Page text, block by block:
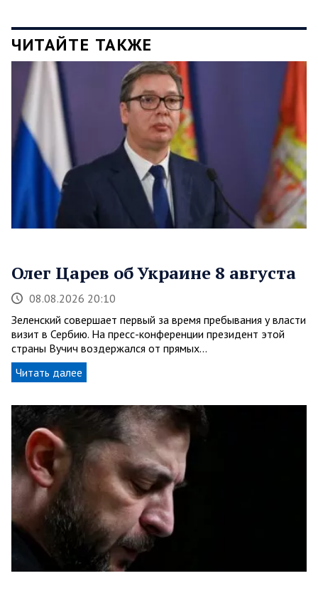
ЧИТАЙТЕ ТАКЖЕ
Олег Царев об Украине 8 августа
08.08.2026 20:10
Зеленский совершает первый за время пребывания у власти
визит в Сербию. На пресс-конференции президент этой
страны Вучич воздержался от прямых…
Читать далее